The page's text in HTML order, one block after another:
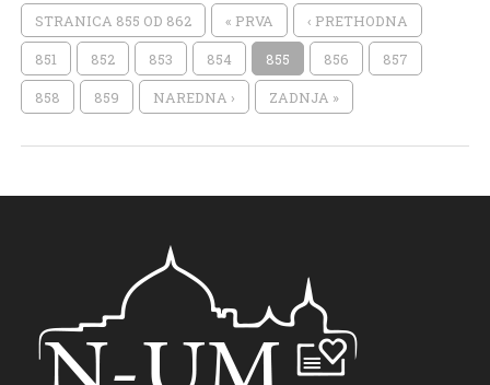
STRANICA 855 OD 862 « PRVA ‹ PRETHODNA
851 852 853 854 855 856 857
858 859 NAREDNA › ZADNJA »